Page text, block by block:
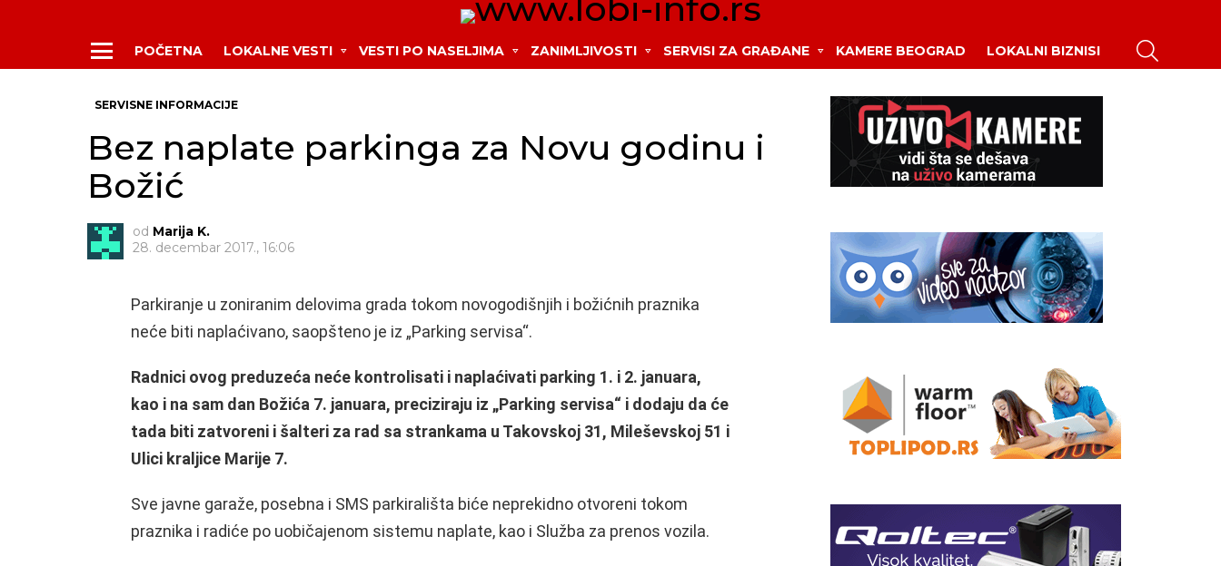
Menu
POČETNA LOKALNE VESTI VESTI PO NASELJIMA ZANIMLJIVOSTI SERVISI ZA GRAĐANE KAMERE BEOGRAD LOKALNI BIZNISI
SERVISNE INFORMACIJE
Bez naplate parkinga za Novu godinu i
Božić
od Marija K.
28. decembar 2017., 16:06
Parkiranje u zoniranim delovima grada tokom novogodišnjih i božićnih praznika
neće biti naplaćivano, saopšteno je iz „Parking servisa“.
Radnici ovog preduzeća neće kontrolisati i naplaćivati parking 1. i 2. januara,
kao i na sam dan Božića 7. januara, preciziraju iz „Parking servisa“ i dodaju da će
tada biti zatvoreni i šalteri za rad sa strankama u Takovskoj 31, Mileševskoj 51 i
Ulici kraljice Marije 7.
Sve javne garaže, posebna i SMS parkirališta biće neprekidno otvoreni tokom
praznika i radiće po uobičajenom sistemu naplate, kao i Služba za prenos vozila.